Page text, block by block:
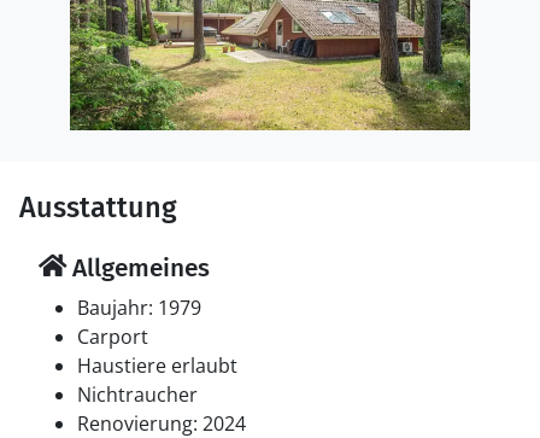
Ausstattung
Allgemeines
Baujahr: 1979
Carport
Haustiere erlaubt
Nichtraucher
Renovierung: 2024